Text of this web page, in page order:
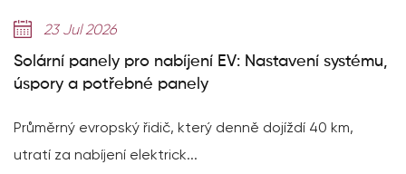
23 Jul 2026
Solární panely pro nabíjení EV: Nastavení systému,
úspory a potřebné panely
Průměrný evropský řidič, který denně dojíždí 40 km,
utratí za nabíjení elektrick...